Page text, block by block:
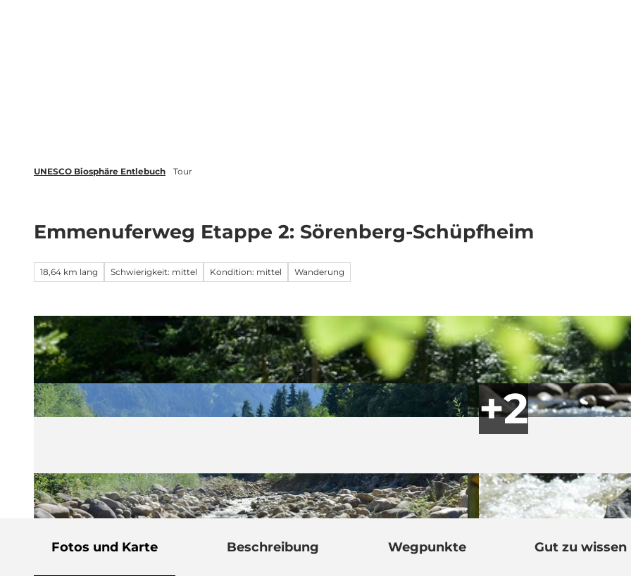
UNESCO Biosphäre Entlebuch Tour
Emmenuferweg Etappe 2: Sörenberg-Schüpfheim
18,64 km lang Schwierigkeit: mittel Kondition: mittel Wanderung
Fotos und Karte Beschreibung Wegpunkte Gut zu wissen